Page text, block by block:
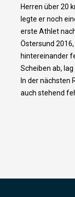
Herren über 20
legte er noch
erste Athlet
Östersund
hintereinander
Scheiben ab,
In der nächsten
auch stehend